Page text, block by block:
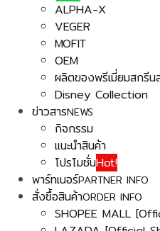
ALPHA-X
VEGER
MOFIT
OEM
ผลิตของพรีเมี่ยมสกรีน
Disney Collection
ข่าวสารNEWS
กิจกรรม
แนะนำสินค้า
โปรโมชั่นHot!
พาร์ทเนอร์PARTNER INFO
สั่งซื้อสินค้าORDER INFO
SHOPEE MALL